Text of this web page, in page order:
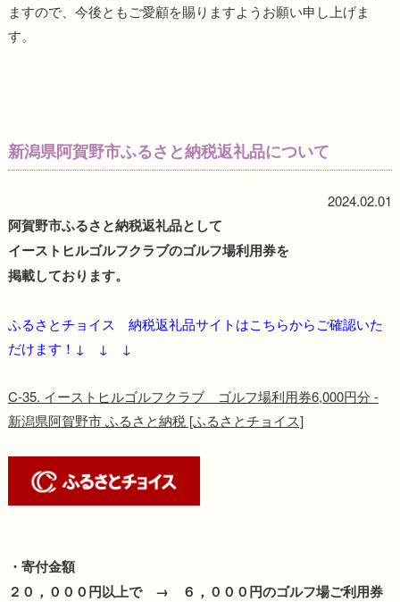
ますので、今後ともご愛顧を賜りますようお願い申し上げま
す。
新潟県阿賀野市ふるさと納税返礼品について
2024.02.01
阿賀野市ふるさと納税返礼品として
イーストヒルゴルフクラブのゴルフ場利用券を
掲載しております。
ふるさとチョイス 納税返礼品サイトはこちらからご確認いた
だけます！↓ ↓ ↓
C-35. イーストヒルゴルフクラブ ゴルフ場利用券6,000円分 -
新潟県阿賀野市 ふるさと納税 [ふるさとチョイス]
・寄付金額
２０，０００円以上で → ６，０００円のゴルフ場ご利用券